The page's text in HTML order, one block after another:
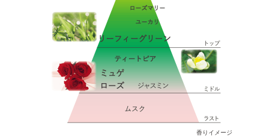
香りイメージ